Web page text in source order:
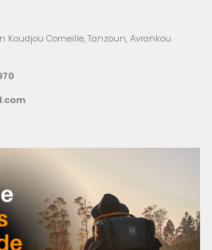
Koudjou Corneille, Tanzoun, Avrankou